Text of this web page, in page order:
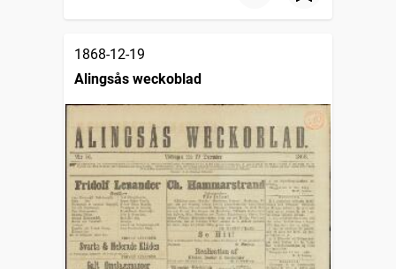
1868-12-19
Alingsås weckoblad